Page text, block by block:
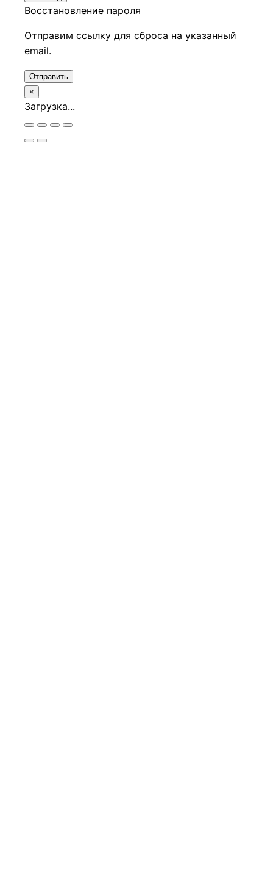
Восстановление пароля
Отправим ссылку для сброса на указанный
email.
Отправить
×
Загрузка...